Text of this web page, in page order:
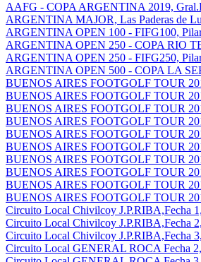
AAFG - COPA ARGENTINA 2019,
ARGENTINA MAJOR, Las Paderas de
ARGENTINA OPEN 100 - FIFG100,
ARGENTINA OPEN 250 - COPA RIO
ARGENTINA OPEN 250 - FIFG250,
ARGENTINA OPEN 500 - COPA LA
BUENOS AIRES FOOTGOLF TOUR
BUENOS AIRES FOOTGOLF TOUR
BUENOS AIRES FOOTGOLF TOUR
BUENOS AIRES FOOTGOLF TOUR
BUENOS AIRES FOOTGOLF TOUR
BUENOS AIRES FOOTGOLF TOUR
BUENOS AIRES FOOTGOLF TOUR
BUENOS AIRES FOOTGOLF TOUR
BUENOS AIRES FOOTGOLF TOUR
BUENOS AIRES FOOTGOLF TOUR
Circuito Local Chivilcoy J.P.RIBA,Fecha
Circuito Local Chivilcoy J.P.RIBA,Fecha
Circuito Local Chivilcoy J.P.RIBA,Fecha
Circuito Local GENERAL ROCA Fecha